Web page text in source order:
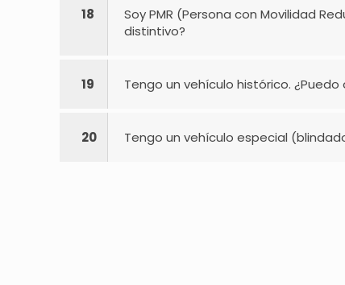
18
Soy PMR (Persona con Movilidad
distintivo?
19 Tengo un vehículo histórico. ¿Puedo
20 Tengo un vehículo especial